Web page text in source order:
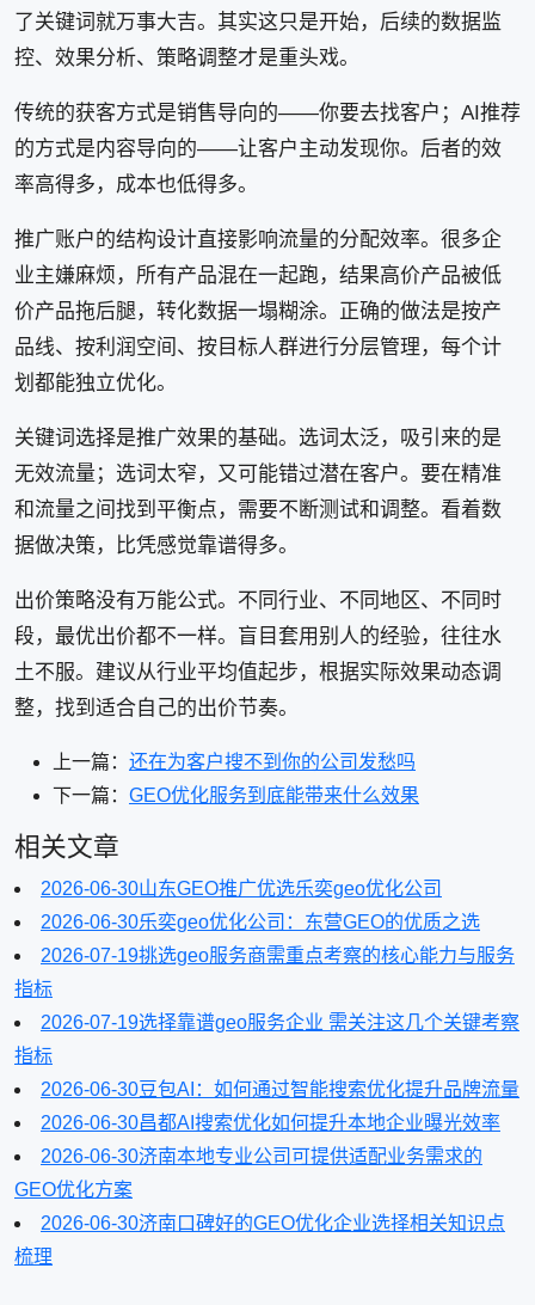
了关键词就万事大吉。其实这只是开始，后续的数据监
控、效果分析、策略调整才是重头戏。
传统的获客方式是销售导向的——你要去找客户；AI推荐
的方式是内容导向的——让客户主动发现你。后者的效
率高得多，成本也低得多。
推广账户的结构设计直接影响流量的分配效率。很多企
业主嫌麻烦，所有产品混在一起跑，结果高价产品被低
价产品拖后腿，转化数据一塌糊涂。正确的做法是按产
品线、按利润空间、按目标人群进行分层管理，每个计
划都能独立优化。
关键词选择是推广效果的基础。选词太泛，吸引来的是
无效流量；选词太窄，又可能错过潜在客户。要在精准
和流量之间找到平衡点，需要不断测试和调整。看着数
据做决策，比凭感觉靠谱得多。
出价策略没有万能公式。不同行业、不同地区、不同时
段，最优出价都不一样。盲目套用别人的经验，往往水
土不服。建议从行业平均值起步，根据实际效果动态调
整，找到适合自己的出价节奏。
上一篇： 还在为客户搜不到你的公司发愁吗
下一篇： GEO优化服务到底能带来什么效果
相关文章
2026-06-30山东GEO推广优选乐奕geo优化公司
2026-06-30乐奕geo优化公司：东营GEO的优质之选
2026-07-19挑选geo服务商需重点考察的核心能力与服务
指标
2026-07-19选择靠谱geo服务企业 需关注这几个关键考察
指标
2026-06-30豆包AI：如何通过智能搜索优化提升品牌流量
2026-06-30昌都AI搜索优化如何提升本地企业曝光效率
2026-06-30济南本地专业公司可提供适配业务需求的
GEO优化方案
2026-06-30济南口碑好的GEO优化企业选择相关知识点
梳理